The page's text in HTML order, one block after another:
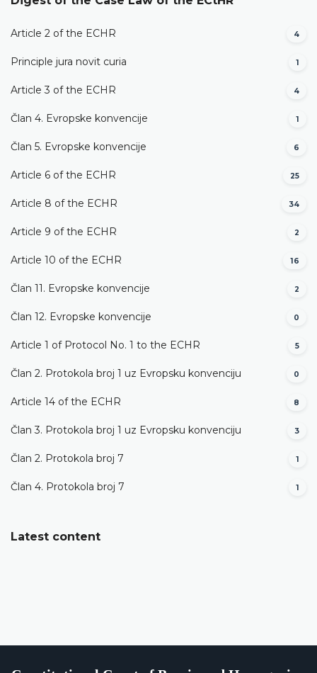
Article 2 of the ECHR 4
Principle jura novit curia 1
Article 3 of the ECHR 4
Član 4. Evropske konvencije 1
Član 5. Evropske konvencije 6
Article 6 of the ECHR 25
Article 8 of the ECHR 34
Article 9 of the ECHR 2
Article 10 of the ECHR 16
Član 11. Evropske konvencije 2
Član 12. Evropske konvencije 0
Article 1 of Protocol No. 1 to the ECHR 5
Član 2. Protokola broj 1 uz Evropsku konvenciju 0
Article 14 of the ECHR 8
Član 3. Protokola broj 1 uz Evropsku konvenciju 3
Član 2. Protokola broj 7 1
Član 4. Protokola broj 7 1
Latest content